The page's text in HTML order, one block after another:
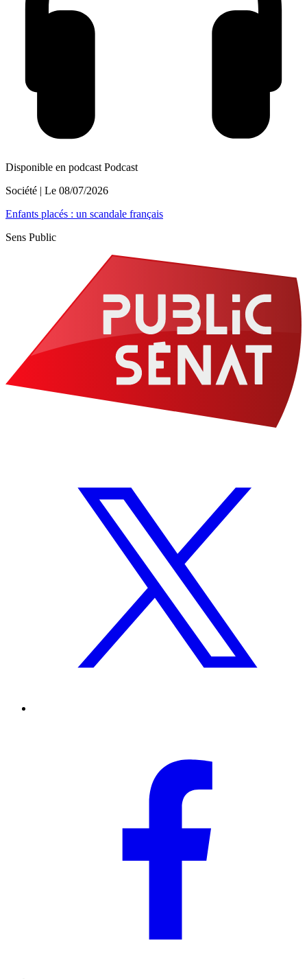
Disponible en podcast Podcast
Société | Le 08/07/2026
Enfants placés : un scandale français
Sens Public